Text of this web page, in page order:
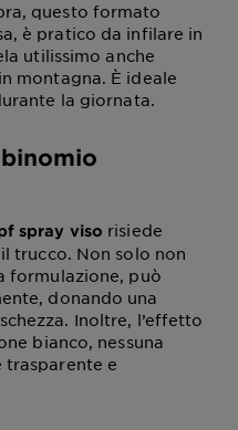
questo formato
è pratico da infilare in
utilissimo anche
montagna. È ideale
la giornata.
spray viso risiede
trucco. Non solo non
formulazione, può
donando una
Inoltre, l’effetto
bianco, nessuna
trasparente e